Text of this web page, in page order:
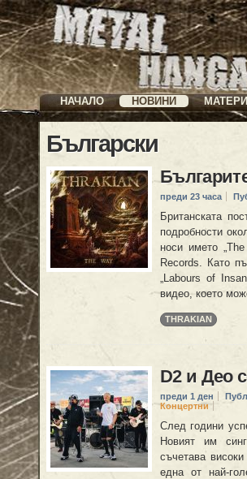
НАЧАЛО НОВИНИ
Български
преди 23 часа
Британската
подробности
носи името
Records. Като
„Labours of
видео, което
THRAKIAN
D2 и Део
преди 1 ден
Концертни
След години
Новият им
съчетава
една от най-